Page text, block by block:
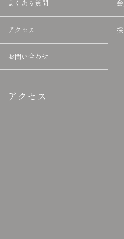
よくある質問
アクセス
お問い合わせ
アクセス